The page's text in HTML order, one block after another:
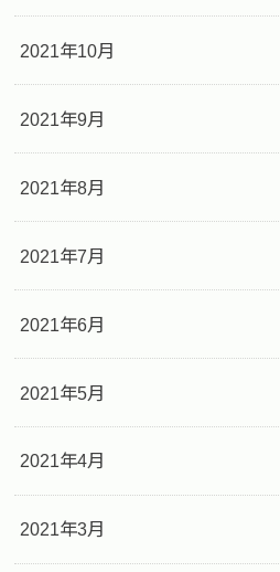
2021年10月
2021年9月
2021年8月
2021年7月
2021年6月
2021年5月
2021年4月
2021年3月